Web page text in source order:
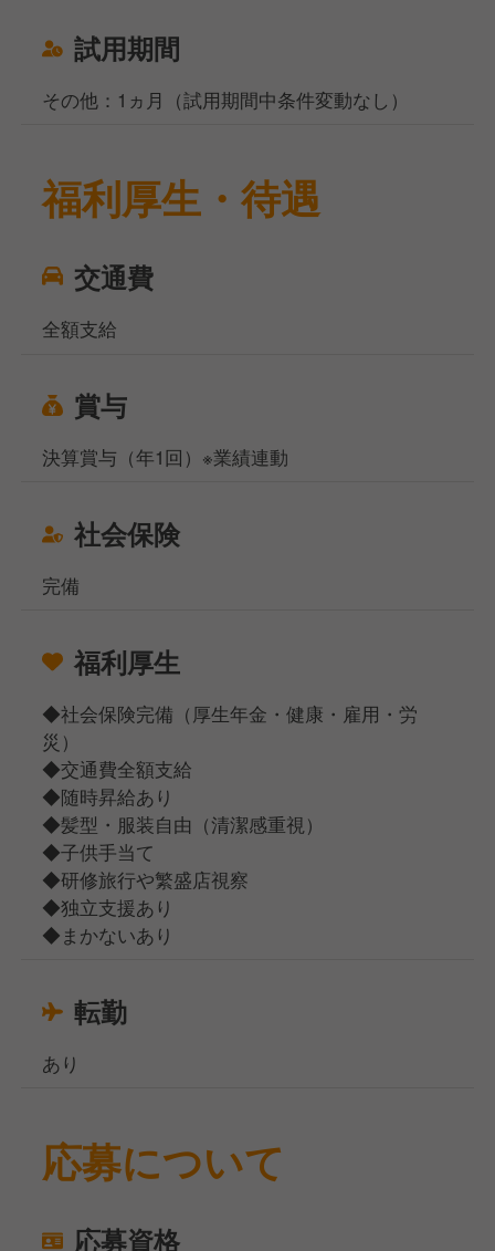
試用期間
その他：1ヵ月（試用期間中条件変動なし）
福利厚生・待遇
交通費
全額支給
賞与
決算賞与（年1回）※業績連動
社会保険
完備
福利厚生
◆社会保険完備（厚生年金・健康・雇用・労
災）
◆交通費全額支給
◆随時昇給あり
◆髪型・服装自由（清潔感重視）
◆子供手当て
◆研修旅行や繁盛店視察
◆独立支援あり
◆まかないあり
転勤
あり
応募について
応募資格